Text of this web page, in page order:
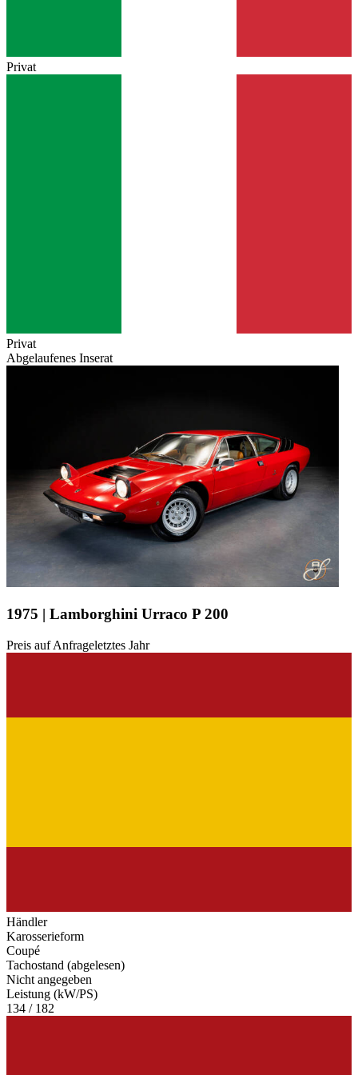
Privat
Privat
Abgelaufenes Inserat
1975 | Lamborghini Urraco P 200
Preis auf Anfrageletztes Jahr
Händler
Karosserieform
Coupé
Tachostand (abgelesen)
Nicht angegeben
Leistung (kW/PS)
134 / 182